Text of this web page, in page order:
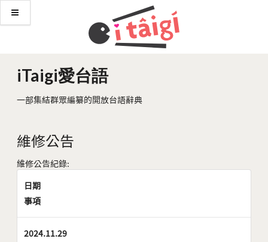
iTaigi愛台語
一部集結群眾編纂的開放台語辭典
維修公告
維修公告紀錄:
日期
事項
2024.11.29